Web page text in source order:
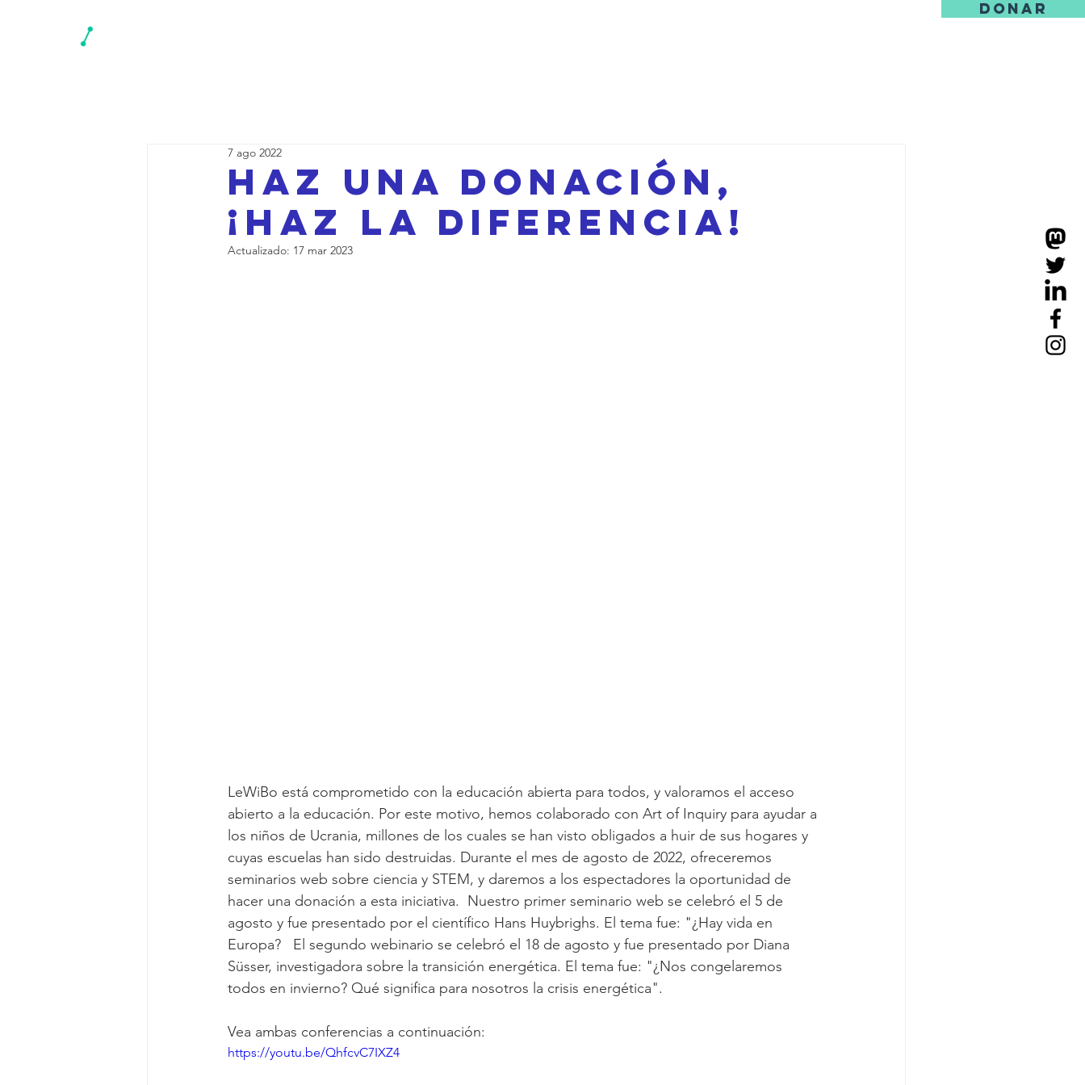
DONAR
Haz una donación,
¡haz la diferencia!
7 ago 2022
Actualizado: 17 mar 2023
LeWiBo está comprometido con la educación abierta para todos, y valoramos el acceso
abierto a la educación. Por este motivo, hemos colaborado con Art of Inquiry para ayudar a
los niños de Ucrania, millones de los cuales se han visto obligados a huir de sus hogares y
cuyas escuelas han sido destruidas. Durante el mes de agosto de 2022, ofreceremos
seminarios web sobre ciencia y STEM, y daremos a los espectadores la oportunidad de
hacer una donación a esta iniciativa.  Nuestro primer seminario web se celebró el 5 de
agosto y fue presentado por el científico Hans Huybrighs. El tema fue: "¿Hay vida en
Europa?   El segundo webinario se celebró el 18 de agosto y fue presentado por Diana
Süsser, investigadora sobre la transición energética. El tema fue: "¿Nos congelaremos
todos en invierno? Qué significa para nosotros la crisis energética".
Vea ambas conferencias a continuación:
https://youtu.be/QhfcvC7IXZ4